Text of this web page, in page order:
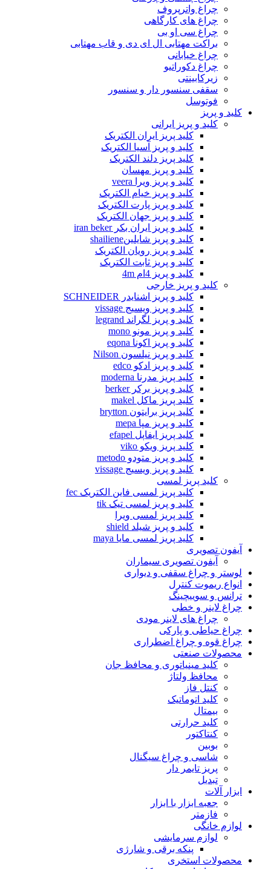
چراغ واترپروف
چراغ های کارگاهی
چراغ سی او بی
براکت مهتابی ال ای دی و قاب مهتابی
چراغ خیابانی
چراغ دکوراتیو
زیرکابینتی
سقفی سنسور دار و سنسور
فوتوسل
کلید و پریز
کلید و پریز ایرانی
کلید پریز ایران الکتریک
کلید و پریز آسیا الکتریک
کلید پریز دلند الکتریک
کلید و پریز مهسان
کلید و پریز ویرا veera
کلید و پریز خیام الکتریک
کلید و پریز پارت الکتریک
کلید و پریز جهان الکتریک
کلید و پریز ایران بکر iran beker
کلید و پریز شایلینshailiene
کلید و پریز رویان الکتریک
کلید و پریز ثابت الکتریک
کلید و پریز 4ام 4m
کلید و پریز خارجی
کلید و پریز اشنایدر SCHNEIDER
کلید و پریز ویسیج vissage
کلید و پریز لگراند legrand
کلید و پریز مونو mono
کلید و پریز اکونا eqona
کلید و پریز نیلسون Nilson
کلید و پریز ادکو edco
کلید پریز مدرنا moderna
کلید و پریز برکر berker
کلید پریز ماکل makel
کلید پریز برایتون brytton
کلید و پریز مپا mepa
کلید پریز ایفاپل efapel
کلید پریز ویکو viko
کلید و پریز متودو metodo
کلید و پریز ویسیج vissage
کلید پریز لمسی
کلید پریز لمسی فاین الکتریک fec
کلید و پریز لمسی تیک tik
کلید پریز لمسی ویرا
کلید و پریز شیلد shield
کلید پریز لمسی مایا maya
آیفون تصویری
آیفون تصویری سیماران
لوستر و چراغ سقفی و دیواری
انواع ریموت کنترل
ترانس و سوییچینگ
چراغ لاینر و خطی
چراغ های لاینر مودی
چراغ حیاطی و پارکی
چراغ قوه و چراغ اضطراری
محصولات صنعتی
کلید مینیاتوری و محافظ جان
محافظ ولتاژ
کنتل فاز
کلید اتوماتیک
بیمتال
کلید حرارتی
کنتاکتور
بوبین
شاسی و چراغ سیگنال
پریز تایمر دار
تبدیل
ابزار آلات
جعبه ابزار با ابزار
فازمتر
لوازم خانگی
لوازم سرمایشی
پنکه برقی و شارژی
محصولات استخری